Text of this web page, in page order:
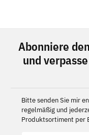
Abonniere
und
Bitte senden Sie mir
regelmäßig und
Produktsortiment per